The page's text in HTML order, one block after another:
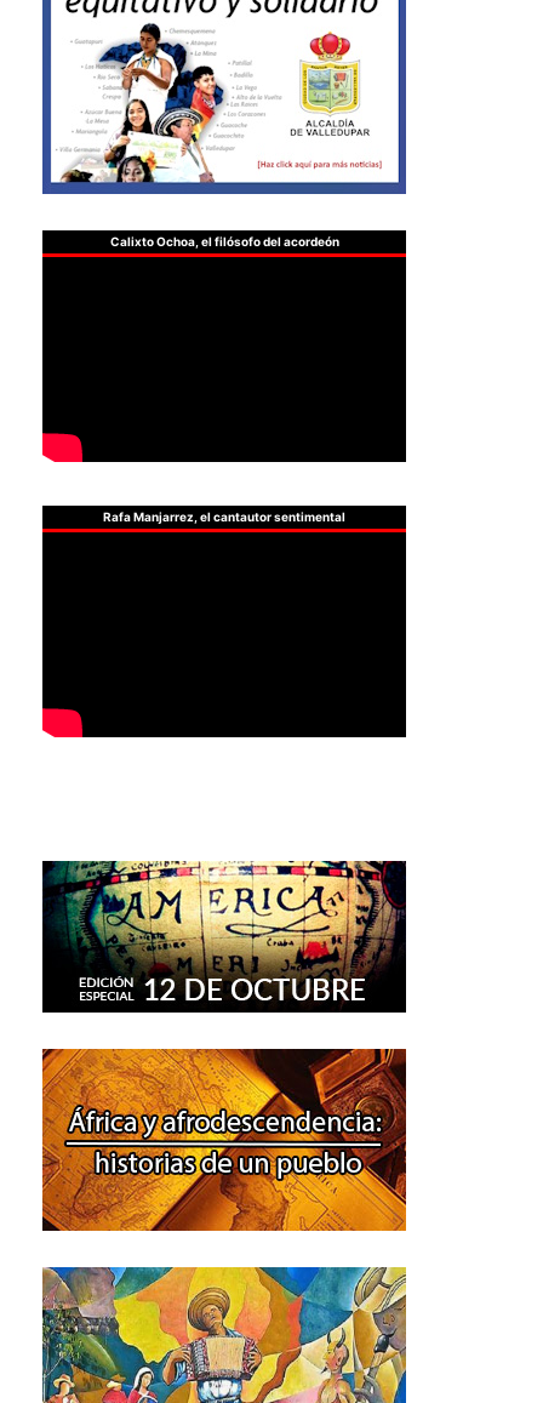
Calixto Ochoa, el filósofo del acordeón
Rafa Manjarrez, el cantautor sentimental